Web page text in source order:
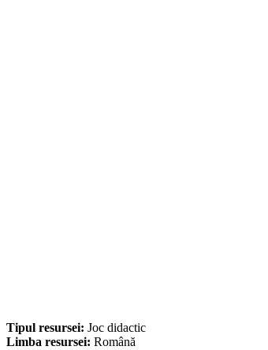
Tipul resursei: Joc didactic
Limba resursei: Română